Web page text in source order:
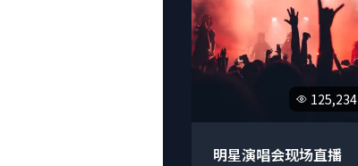
125,234
明星演唱会现场直播